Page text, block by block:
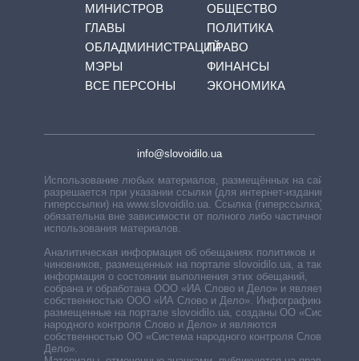
МИНИСТРОВ
ГЛАВЫ
ОБЛАДМИНИСТРАЦИЙ
МЭРЫ
ВСЕ ПЕРСОНЫ
ОБЩЕСТВО
ПОЛИТИКА
ПРАВО
ФИНАНСЫ
ЭКОНОМИКА
info@slovoidilo.ua
Использование любых материалов, размещённых на сайте,
разрешается при указании ссылки (для интернет-изданий —
гиперссылки) на www.slovoidilo.ua. Ссылка (гиперссылка)
обязательна вне зависимости от полного либо частичного
использования материалов.
Аналитическая информация об обещаниях политиков и
чиновников, размещенных на портале slovoidilo.ua, а также
информация о состоянии выполнения этих обещаний,
собрана и обработана ООО «ИА Слово и Дело» и является
собственностью ООО «ИА Слово и Дело». Инфографики,
размещенные на портале slovoidilo.ua, созданы ОО «Система
народного контроля Слово и Дело» и являются
собственностью ОО «Система народного контроля Слово и
Дело».